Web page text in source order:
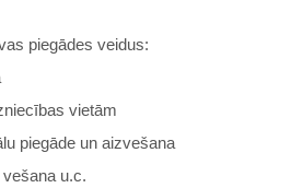
piegādes veidus:
vietām
piegāde un aizvešana
u.c.